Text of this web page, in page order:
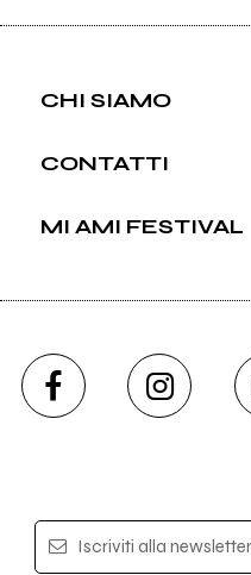
CHI SIAMO
CONTATTI
MI AMI FESTIVAL
Iscriviti alla newsletter